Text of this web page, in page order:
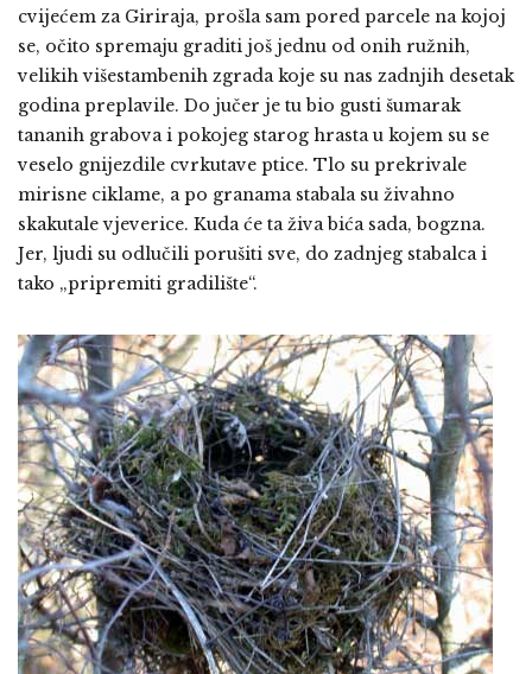
cvijećem za Giriraja, prošla sam pored parcele na kojoj
se, očito spremaju graditi još jednu od onih ružnih,
velikih višestambenih zgrada koje su nas zadnjih desetak
godina preplavile. Do jučer je tu bio gusti šumarak
tananih grabova i pokojeg starog hrasta u kojem su se
veselo gnijezdile cvrkutave ptice. Tlo su prekrivale
mirisne ciklame, a po granama stabala su živahno
skakutale vjeverice. Kuda će ta živa bića sada, bogzna.
Jer, ljudi su odlučili porušiti sve, do zadnjeg stabalca i
tako „pripremiti gradilište“.